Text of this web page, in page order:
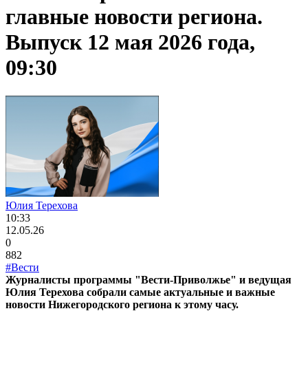
главные новости региона.
Выпуск 12 мая 2026 года,
09:30
Юлия Терехова
10:33
12.05.26
0
882
#Вести
Журналисты программы "Вести-Приволжье" и ведущая
Юлия Терехова собрали самые актуальные и важные
новости Нижегородского региона к этому часу.